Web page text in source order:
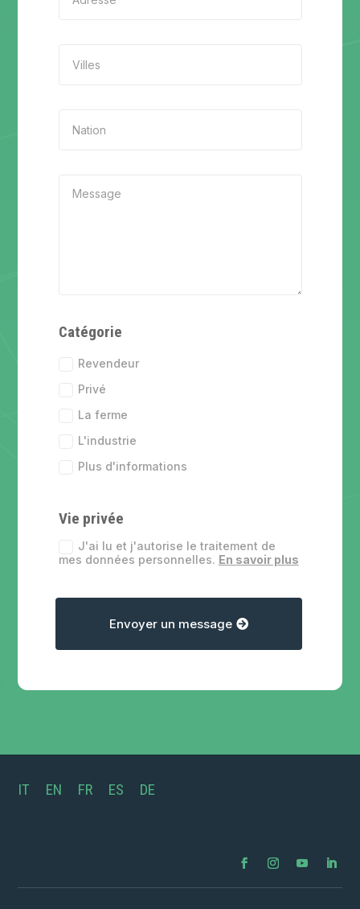
Catégorie
Revendeur
Privé
La ferme
L'industrie
Plus d'informations
Vie privée
J'ai lu et j'autorise le traitement de
mes données personnelles. En savoir plus
Envoyer un message
IT EN FR ES DE